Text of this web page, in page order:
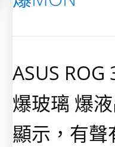
ASUS
爆玻璃 爆
顯示，有聲